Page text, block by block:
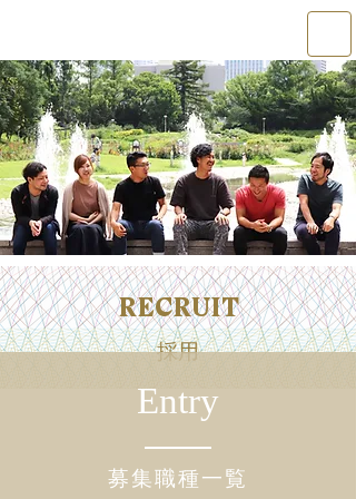
RECRUIT
採用
Entry
募集職種一覧